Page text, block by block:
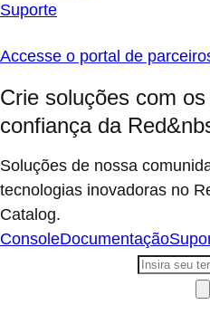
Suporte
Accesse o portal de
Crie soluções com
confiança da
Soluções de nossa
tecnologias inovadoras no
Catalog.
ConsoleDocumentação